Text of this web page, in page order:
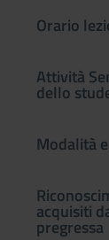
Orario
Attività
dello
Modalità
acquisiti
pregressa